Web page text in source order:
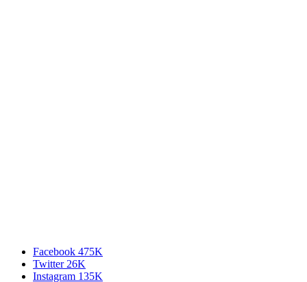
Facebook 475K
Twitter 26K
Instagram 135K